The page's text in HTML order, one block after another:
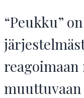
“Peukku”
muuttuvaan